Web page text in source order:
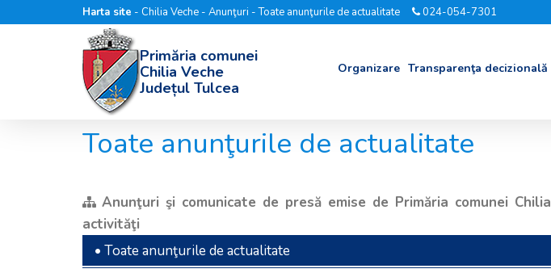
Harta site - Chilia Veche - Anunţuri -Toate anunţurile de actualitate 024-054-7301
Primăria comunei
Chilia Veche
Județul Tulcea
Organizare Transparenţa decizională
Toate anunţurile de actualitate
Anunţuri şi comunicate de presă emise de Primăria comunei
activităţi
• Toate anunţurile de actualitate